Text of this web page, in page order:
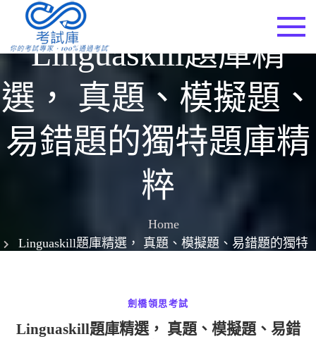
contentLinguaskill題庫精
選， 真題、模擬題、
易錯題的獨特題庫精
粹
Home
Linguaskill題庫精選， 真題、模擬題、易錯題的獨特
劍橋領思考試
Linguaskill題庫精選， 真題、模擬題、易錯